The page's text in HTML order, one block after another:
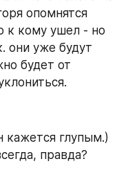
опомнятся
к кому ушел - но
они уже будут
будет от
кажется глупым.)
правда?